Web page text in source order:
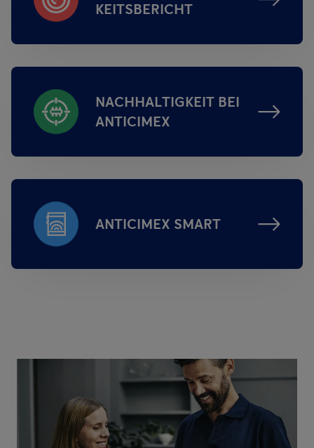
KEITSBERICHT
NACHHALTIGKEIT BEI
ANTICIMEX
ANTICIMEX SMART